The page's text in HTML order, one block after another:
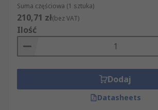
Suma częściowa (1 sztuka)
210,71 zł(bez VAT)
Ilość
Dodaj
Datasheets